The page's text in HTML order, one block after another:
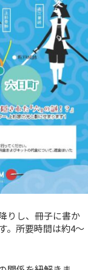
りし、冊子に書か
。所要時間は約4～